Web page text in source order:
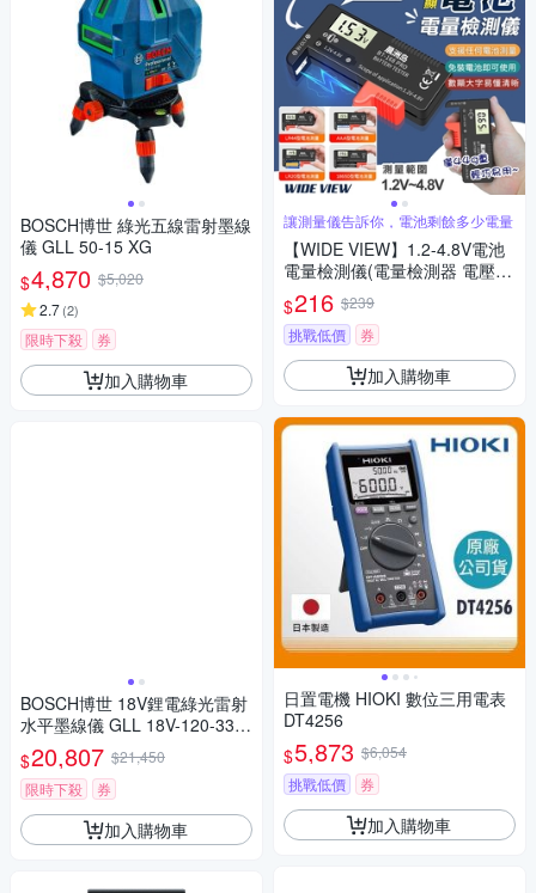
BOSCH博世 綠光五線雷射墨線
儀 GLL 50-15 XG
$4,870 $5,020
2.7(2)
限時下殺 券
加入購物車
BOSCH博世 18V鋰電綠光雷射
水平墨線儀 GLL 18V-120-33 C
G
$20,807 $21,450
限時下殺
券
加入購物車
讓測量儀告訴你，電池剩餘多少電量
【WIDE VIEW】1.2-4.8V電池
電量檢測儀(電量檢測器 電壓測
量器 電池電壓 測電儀/BT-168P
RO)
$216 $239
挑戰低價
券
加入購物車
日置電機 HIOKI 數位三用電表
DT4256
$5,873 $6,054
挑戰低價
券
加入購物車